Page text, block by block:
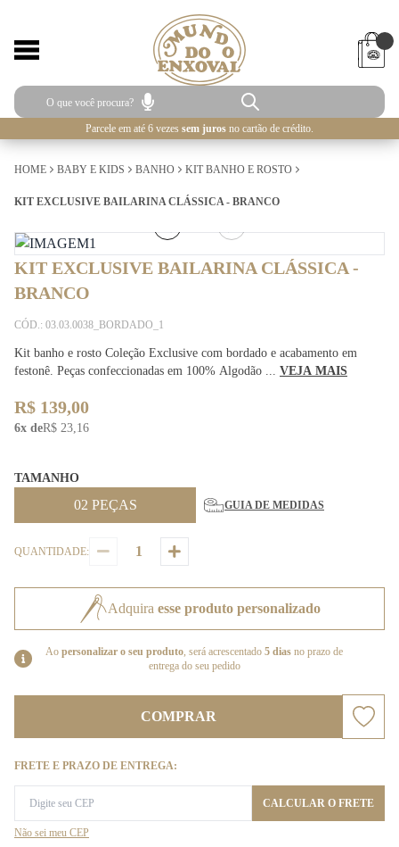
Parcele em até 6 vezes sem juros no cartão de crédito.
HOME BABY E KIDS BANHO KIT BANHO E ROSTO
KIT EXCLUSIVE BAILARINA CLÁSSICA - BRANCO
KIT EXCLUSIVE BAILARINA CLÁSSICA -
BRANCO
CÓD.: 03.03.0038_BORDADO_1
Kit banho e rosto Coleção Exclusive com bordado e acabamento em
festonê. Peças confeccionadas em 100% Algodão ... VEJA MAIS
R$ 139,00
6x deR$ 23,16
TAMANHO
02 PEÇAS GUIA DE MEDIDAS
QUANTIDADE:
Adquira esse produto personalizado
Ao personalizar o seu produto, será acrescentado 5 dias no prazo de
entrega do seu pedido
COMPRAR
FRETE E PRAZO DE ENTREGA:
CALCULAR O FRETE
Não sei meu CEP